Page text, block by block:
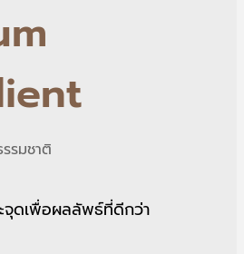
รมชาติ
จุดเพื่อผลลัพธ์ที่ดีกว่า